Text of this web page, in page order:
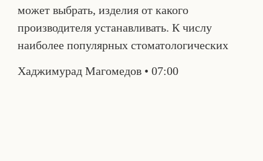
может выбрать, изделия от какого
производителя устанавливать. К числу
наиболее популярных стоматологических
Хаджимурад Магомедов 07:00